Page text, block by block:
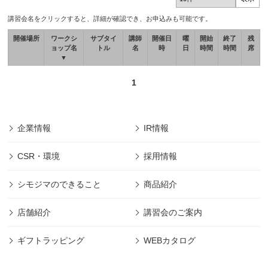
講習会名をクリックすると、詳細が確認でき、お申込みも可能です。
開催場所
ワークシ
ョップ名
▼
サブタイ
トル
講師
名
開催日
時
曜
日
開始
時間
終了
時間
残
席
1
企業情報 IR情報
CSR・環境 採用情報
シモジマのできること 商品紹介
店舗紹介 講習会のご案内
ギフトラッピング WEBカタログ